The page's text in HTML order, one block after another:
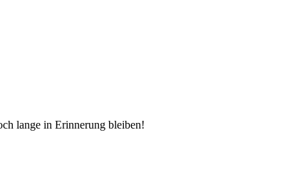
lange in Erinnerung bleiben!